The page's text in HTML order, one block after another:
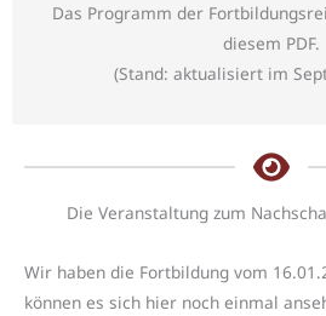
Das Programm der
diesem PDF.
(Stand: aktualisiert im
Die Veranstaltung zum
Wir haben die Fortbildung vom
können es sich hier noch einmal